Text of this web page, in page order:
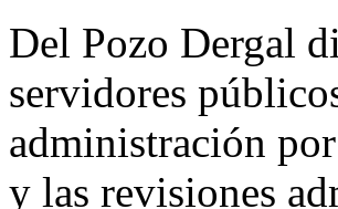
Del Pozo Dergal
servidores
administración
y las revisiones